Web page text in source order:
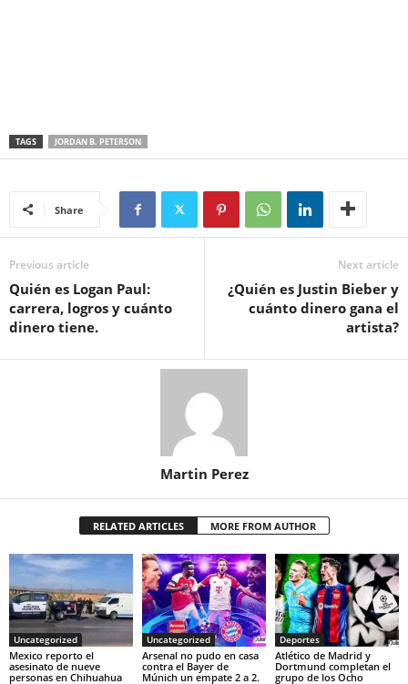
TAGS JORDAN B. PETERSON
Share
Previous article
Quién es Logan Paul:
carrera, logros y cuánto
dinero tiene.
Next article
¿Quién es Justin Bieber y
cuánto dinero gana el
artista?
Martin Perez
RELATED ARTICLES MORE FROM AUTHOR
Uncategorized
Mexico reporto el
asesinato de nueve
personas en Chihuahua
Uncategorized
Arsenal no pudo en casa
contra el Bayer de
Múnich un empate 2 a 2.
Deportes
Atlético de Madrid y
Dortmund completan el
grupo de los Ocho